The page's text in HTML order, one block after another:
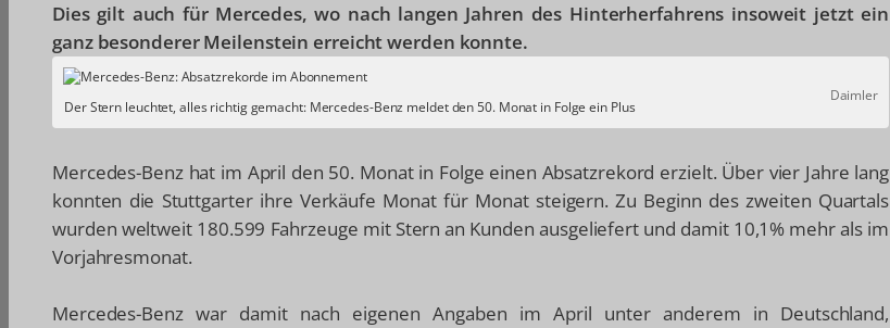
Dies gilt auch für Mercedes, wo nach langen Jahren des Hinterherfahrens insoweit jetzt ein
ganz besonderer Meilenstein erreicht werden konnte.
Daimler
Der Stern leuchtet, alles richtig gemacht: Mercedes-Benz meldet den 50. Monat in Folge ein Plus
Mercedes-Benz hat im April den 50. Monat in Folge einen Absatzrekord erzielt. Über vier Jahre lang
konnten die Stuttgarter ihre Verkäufe Monat für Monat steigern. Zu Beginn des zweiten Quartals
wurden weltweit 180.599 Fahrzeuge mit Stern an Kunden ausgeliefert und damit 10,1% mehr als im
Vorjahresmonat.
Mercedes-Benz war damit nach eigenen Angaben im April unter anderem in Deutschland,